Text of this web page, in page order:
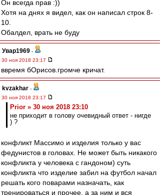
Он всегда прав :))
Хотя на днях я видел, как он написал строк 8-
10.
Обалдел, врать не буду
Увар1969 -
30 ноя 2018 23:17
ввремя бОрисов.громче кричат.
kvzakhar -
30 ноя 2018 23:17
Prior » 30 ноя 2018 23:10
не приходит в голову очевидный ответ - нигде
) ?
конфликт Массимо и изделия только у вас
федунистов в головах. Не может быть никакого
конфликта у человека с гандоном) суть
конфликта что изделие забил на футбол начал
решать кого поварами назначать, как
тренироваться и прочее. а за ним и вся